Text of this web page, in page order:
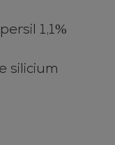
1,1%
silicium